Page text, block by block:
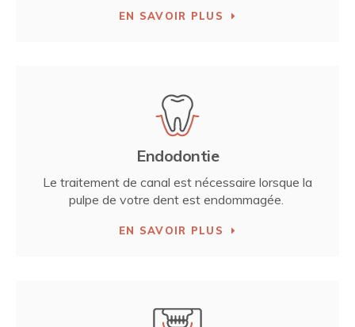
EN SAVOIR PLUS
Endodontie
Le traitement de canal est nécessaire lorsque la
pulpe de votre dent est endommagée.
EN SAVOIR PLUS